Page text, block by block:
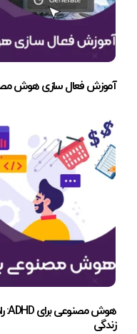
آموزش فعال سازی هوش
هوش مصنوعی برای ADHD: راهکاری نوین برای مدیریت تمرکز و بهبود
زندگی